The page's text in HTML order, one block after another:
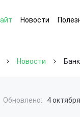
Новости
Новости
Обновлено: 4